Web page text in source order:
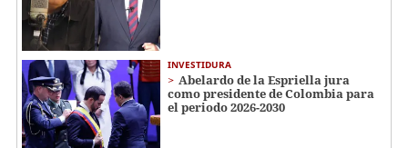
INVESTIDURA
Abelardo de la Espriella jura
como presidente de Colombia para
el periodo 2026-2030